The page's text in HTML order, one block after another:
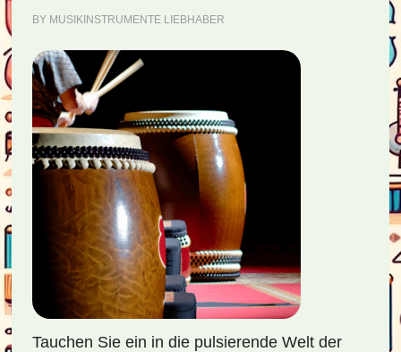
BY MUSIKINSTRUMENTE LIEBHABER
Tauchen Sie ein in die pulsierende Welt der